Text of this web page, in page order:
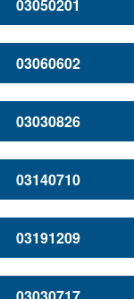
03050201
03060602
03030826
03140710
03191209